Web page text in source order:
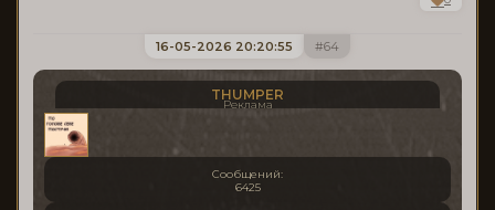
64
16-05-2026 20:20:55
THUMPER
Реклама
Сообщений:
6425